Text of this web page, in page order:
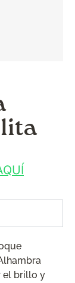
el brillo y